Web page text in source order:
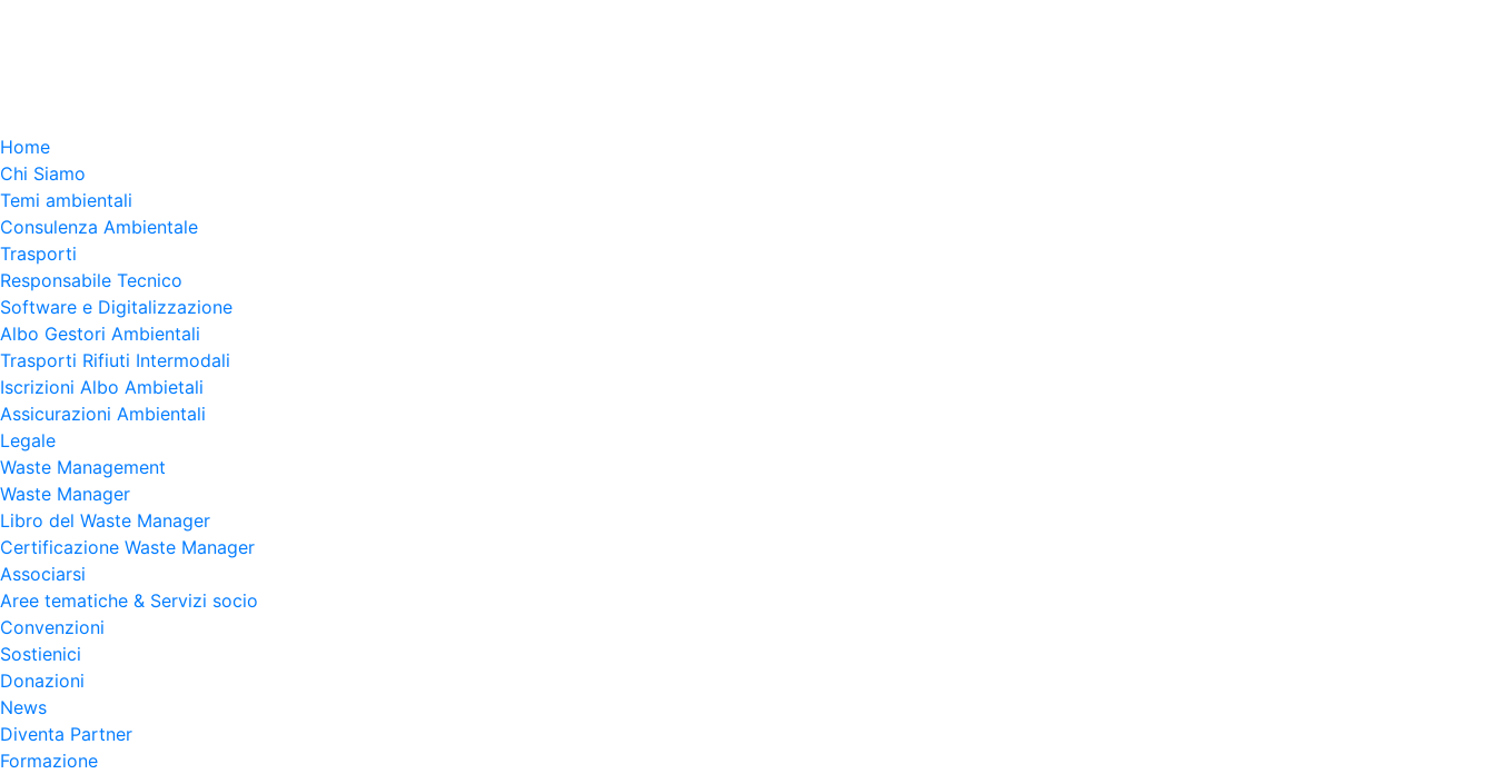
Home
Chi Siamo
Temi ambientali
Consulenza Ambientale
Trasporti
Responsabile Tecnico
Software e Digitalizzazione
Albo Gestori Ambientali
Trasporti Rifiuti Intermodali
Iscrizioni Albo Ambietali
Assicurazioni Ambientali
Legale
Waste Management
Waste Manager
Libro del Waste Manager
Certificazione Waste Manager
Associarsi
Aree tematiche & Servizi socio
Convenzioni
Sostienici
Donazioni
News
Diventa Partner
Formazione